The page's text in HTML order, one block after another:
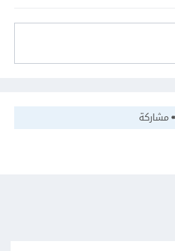
مشاركة